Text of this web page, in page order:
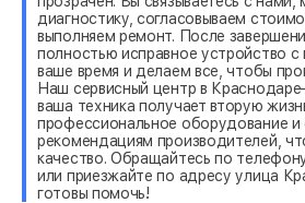
диагностику, согласовываем
выполняем ремонт. После
полностью исправное устройство
ваше время и делаем все, чтобы
Наш сервисный центр в
ваша техника получает вторую
профессиональное оборудование
рекомендациям производителей,
качество. Обращайтесь по
или приезжайте по адресу улица
готовы помочь!